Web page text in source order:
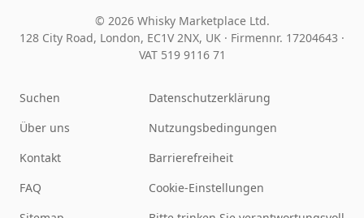
© 2026 Whisky Marketplace Ltd.
128 City Road, London, EC1V 2NX, UK · Firmennr. 17204643 ·
VAT 519 9116 71
Suchen
Über uns
Kontakt
FAQ
Datenschutzerklärung
Nutzungsbedingungen
Barrierefreiheit
Cookie-Einstellungen